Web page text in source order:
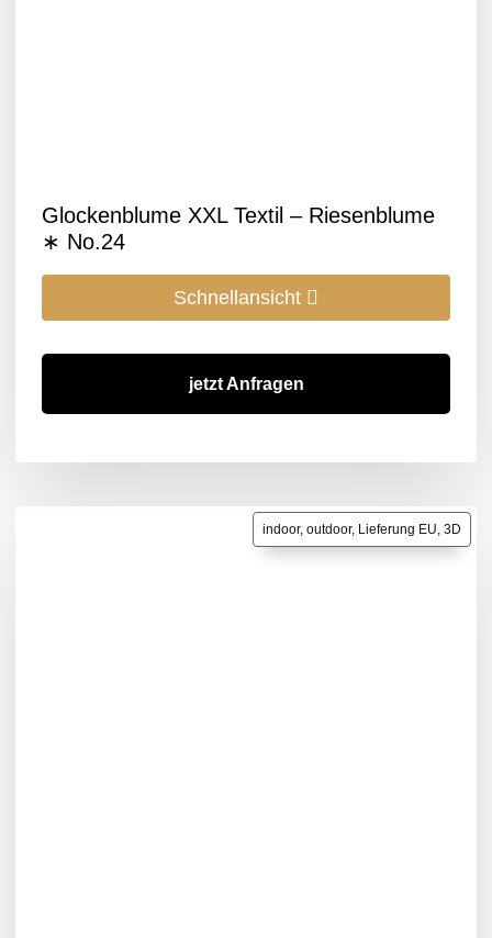
Glockenblume XXL Textil – Riesenblume
∗ No.24
Schnellansicht
jetzt Anfragen
indoor, outdoor, Lieferung EU, 3D